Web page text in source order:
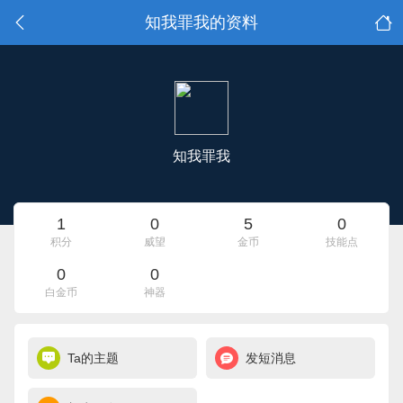
知我罪我的资料
知我罪我
1
积分
0
威望
5
金币
0
技能点
0
白金币
0
神器
Ta的主题 发短消息